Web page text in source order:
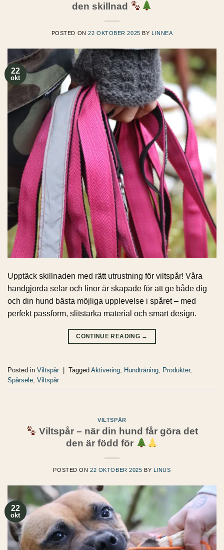
den skillnad
POSTED ON22 OKTOBER 2025 BY LINNEA
22
okt
Upptäck skillnaden med rätt utrustning för viltspår! Våra
handgjorda selar och linor är skapade för att ge både dig
och din hund bästa möjliga upplevelse i spåret – med
perfekt passform, slitstarka material och smart design.
CONTINUE READING →
Posted in Viltspår Tagged Aktivering Hundträning Produkter,
Spårsele Viltspår
VILTSPÅR
Viltspår – när din hund får göra det
den är född för
POSTED ON22 OKTOBER 2025 BY LINUS
22
okt